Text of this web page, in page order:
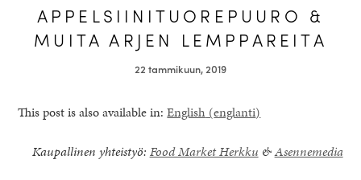
APPELSIINITUOREPUURO &
MUITA ARJEN LEMPPAREITA
22 tammikuun, 2019
This post is also available in:English (englanti)
Kaupallinen yhteistyö: Food Market Herkku &Asennemedia